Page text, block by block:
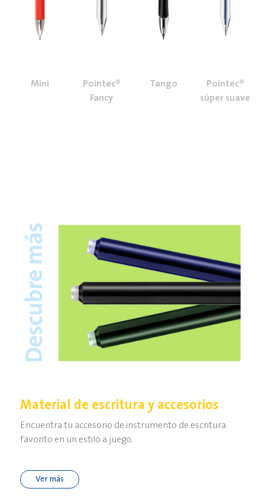
Mini
Pointec®
Fancy
Tango
Pointec®
súper suave
Material de escritura y accesorios
Encuentra tu accesorio de instrumento de escritura
favorito en un estilo a juego.
Ver más